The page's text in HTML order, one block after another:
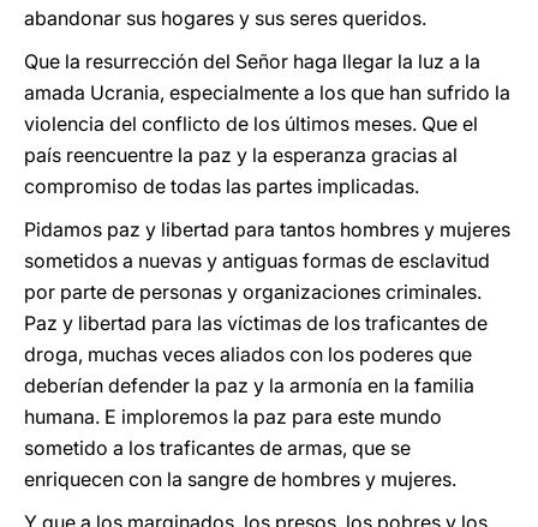
abandonar sus hogares y sus seres queridos.
Que la resurrección del Señor haga llegar la luz a la
amada Ucrania, especialmente a los que han sufrido la
violencia del conflicto de los últimos meses. Que el
país reencuentre la paz y la esperanza gracias al
compromiso de todas las partes implicadas.
Pidamos paz y libertad para tantos hombres y mujeres
sometidos a nuevas y antiguas formas de esclavitud
por parte de personas y organizaciones criminales.
Paz y libertad para las víctimas de los traficantes de
droga, muchas veces aliados con los poderes que
deberían defender la paz y la armonía en la familia
humana. E imploremos la paz para este mundo
sometido a los traficantes de armas, que se
enriquecen con la sangre de hombres y mujeres.
Y que a los marginados, los presos, los pobres y los